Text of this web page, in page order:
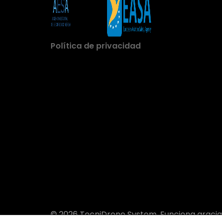
Política de privacidad
© 2026 TecniDrone System. Funciona